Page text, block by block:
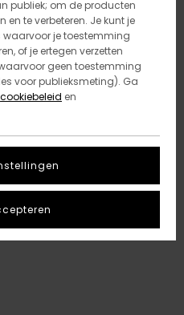
publiek; om de producten
en te verbeteren. Je kunt je
je toestemming
of je ertegen verzetten
geen toestemming
voor publieksmeting). Ga
cookiebeleid en